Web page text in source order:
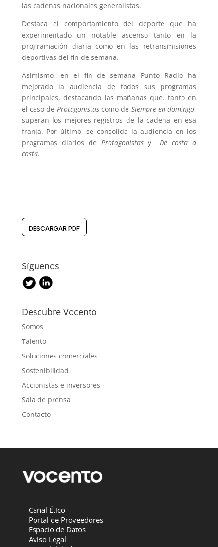
las cadenas nacionales generalistas.
Destaca el comportamiento del deporte que ha
experimentado un notable ascenso tanto en la
programación diaria como en las retransmisiones
deportivas del fin de semana.
Asimismo, en el fin de semana Punto Radio ha
mejorado la audiencia de todos sus programas
principales, destacando las mañanas que, tanto en
el caso de Protagonistas como de Siempre en domingo,
superan los mejores registros de la cadena en esa
franja. Por último, se consolida la audiencia en los
programas diarios de ProtagonistasyDe costa a
costa.
DESCARGAR PDF
Síguenos
Descubre Vocento
Somos
Talento
Soluciones comerciales
Sostenibilidad
Accionistas e inversores
Sala de prensa
Contacto
Canal Ético
Portal de Proveedores
Espacio de Datos
Aviso Legal